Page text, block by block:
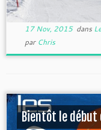
17 Nov, 2015dans
par Chris
Bientôt le début